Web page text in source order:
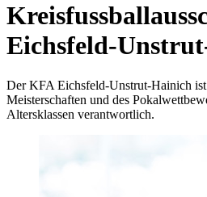
Eichsfeld-
Der KFA Eichsfeld-Unstrut-Hainich
Meisterschaften und des
Altersklassen verantwortlich.